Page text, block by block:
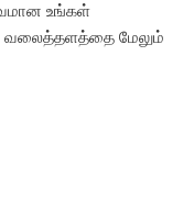
உங்கள்
வலைத்தளத்தை மேலும்